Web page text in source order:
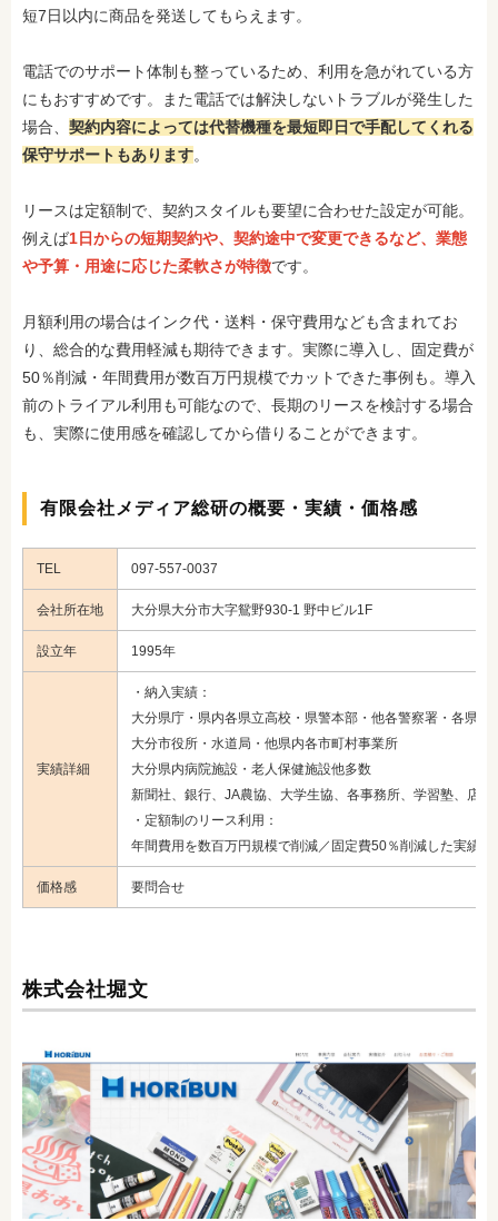
短7日以内に商品を発送してもらえます。
電話でのサポート体制も整っているため、利用を急がれている方
にもおすすめです。また電話では解決しないトラブルが発生した
場合、 契約内容によっては代替機種を最短即日で手配してくれる
保守サポートもあります。
リースは定額制で、契約スタイルも要望に合わせた設定が可能。
例えば1日からの短期契約や、契約途中で変更できるなど、業態
や予算・用途に応じた柔軟さが特徴です。
月額利用の場合はインク代・送料・保守費用なども含まれてお
り、総合的な費用軽減も期待できます。実際に導入し、固定費が
50％削減・年間費用が数百万円規模でカットできた事例も。導入
前のトライアル利用も可能なので、長期のリースを検討する場合
も、実際に使用感を確認してから借りることができます。
有限会社メディア総研の概要・実績・価格感
TEL 097-557-0037
会社所在地 大分県大分市大字鴛野930-1 野中ビル1F
設立年 1995年
実績詳細
・納入実績：
大分県庁・県内各県立高校・県警本部・他各警察署・各県事
大分市役所・水道局・他県内各市町村事業所
大分県内病院施設・老人保健施設他多数
新聞社、銀行、JA農協、大学生協、各事務所、学習塾、店
・定額制のリース利用：
年間費用を数百万円規模で削減／固定費50％削減した実績あ
価格感 要問合せ
株式会社堀文